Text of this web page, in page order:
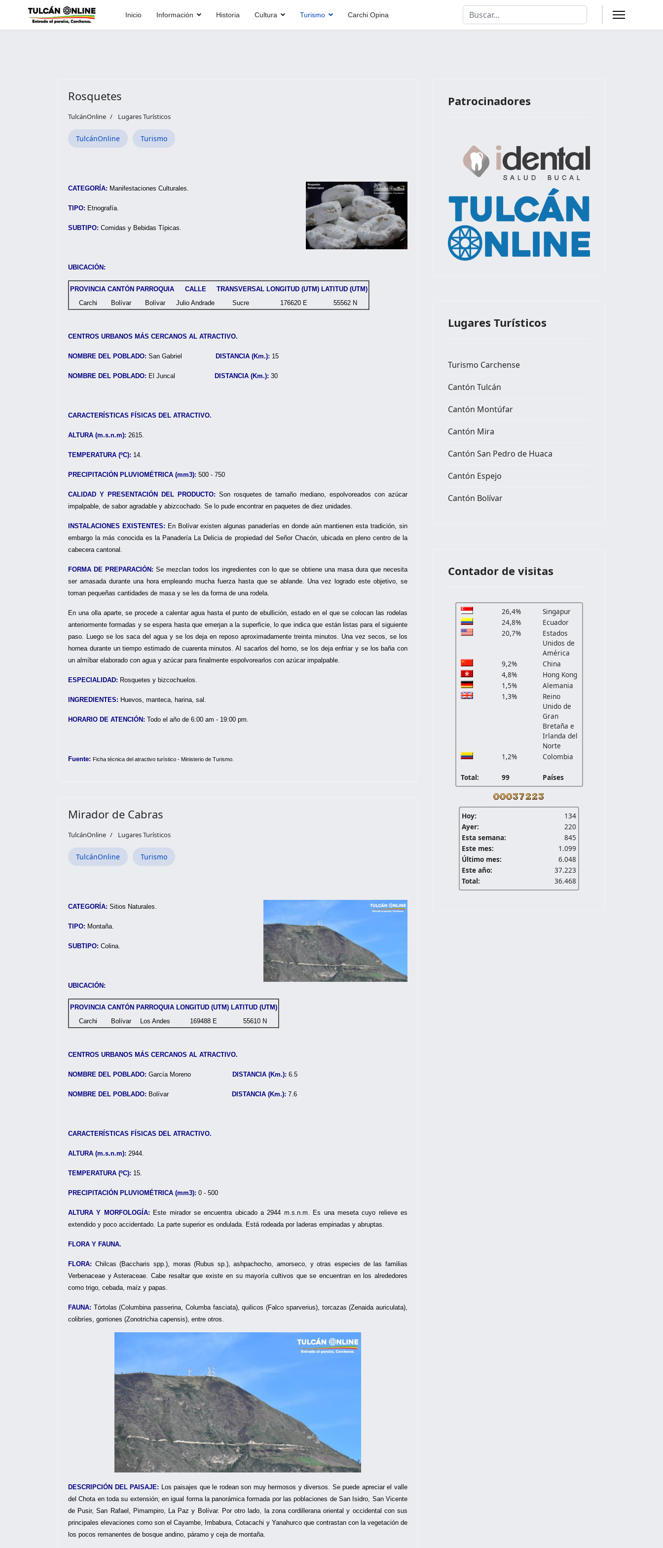
Inicio Información Historia Cultura Turismo Carchi Opina
Buscar
Type 2 or more characters for results.
Rosquetes
TulcánOnline Lugares Turísticos
TulcánOnline Turismo
CATEGORÍA: Manifestaciones Culturales.
TIPO: Etnografía.
SUBTIPO: Comidas y Bebidas Típicas.
UBICACIÓN:
PROVINCIA CANTÓN PARROQUIA CALLE TRANSVERSAL LONGITUD (UTM) LATITUD (UTM)
Carchi
Bolívar Bolívar Julio Andrade Sucre 176620 E 55562 N
CENTROS URBANOS MÁS CERCANOS AL ATRACTIVO.
NOMBRE DEL POBLADO: San Gabriel DISTANCIA (Km.): 15
NOMBRE DEL POBLADO: El Juncal DISTANCIA (Km.): 30
CARACTERÍSTICAS FÍSICAS DEL ATRACTIVO.
ALTURA (m.s.n.m): 2615.
TEMPERATURA (ºC): 14.
PRECIPITACIÓN PLUVIOMÉTRICA (mm3): 500 - 750
CALIDAD Y PRESENTACIÓN DEL PRODUCTO: Son rosquetes de tamaño mediano, espolvoreados con azúcar
impalpable, de sabor agradable y abizcochado. Se lo pude encontrar en paquetes de diez unidades.
INSTALACIONES EXISTENTES: En Bolívar existen algunas panaderías en donde aún mantienen esta tradición, sin
embargo la más conocida es la Panadería La Delicia de propiedad del Señor Chacón, ubicada en pleno centro de la
cabecera cantonal.
FORMA DE PREPARACIÓN: Se mezclan todos los ingredientes con lo que se obtiene una masa dura que necesita
ser amasada durante una hora empleando mucha fuerza hasta que se ablande. Una vez logrado este objetivo, se
toman pequeñas cantidades de masa y se les da forma de una rodela.
En una olla aparte, se procede a calentar agua hasta el punto de ebullición, estado en el que se colocan las rodelas
anteriormente formadas y se espera hasta que emerjan a la superficie, lo que indica que están listas para el siguiente
paso. Luego se los saca del agua y se los deja en reposo aproximadamente treinta minutos. Una vez secos, se los
hornea durante un tiempo estimado de cuarenta minutos. Al sacarlos del horno, se los deja enfriar y se los baña con
un almíbar elaborado con agua y azúcar para finalmente espolvorearlos con azúcar impalpable.
ESPECIALIDAD: Rosquetes y bizcochuelos.
INGREDIENTES: Huevos, manteca, harina, sal.
HORARIO DE ATENCIÓN: Todo el año de 6:00 am - 19:00 pm.
Fuente: Ficha técnica del atractivo turístico - Ministerio de Turismo.
Mirador de Cabras
TulcánOnline Lugares Turísticos
TulcánOnline Turismo
CATEGORÍA: Sitios Naturales.
TIPO: Montaña.
SUBTIPO: Colina.
UBICACIÓN:
PROVINCIA CANTÓN PARROQUIA LONGITUD (UTM) LATITUD (UTM)
Carchi
Bolívar Los Andes 169488 E 55610 N
CENTROS URBANOS MÁS CERCANOS AL ATRACTIVO.
NOMBRE DEL POBLADO: García Moreno DISTANCIA (Km.): 6.5
NOMBRE DEL POBLADO: Bolívar DISTANCIA (Km.): 7.6
CARACTERÍSTICAS FÍSICAS DEL ATRACTIVO.
ALTURA (m.s.n.m): 2944.
TEMPERATURA (ºC): 15.
PRECIPITACIÓN PLUVIOMÉTRICA (mm3): 0 - 500
ALTURA Y MORFOLOGÍA: Este mirador se encuentra ubicado a 2944 m.s.n.m. Es una meseta cuyo relieve es
extendido y poco accidentado. La parte superior es ondulada. Está rodeada por laderas empinadas y abruptas.
FLORA Y FAUNA.
FLORA: Chilcas (Baccharis spp.), moras (Rubus sp.), ashpachocho, amorseco, y otras especies de las familias
Verbenaceae y Asteraceae. Cabe resaltar que existe en su mayoría cultivos que se encuentran en los alrededores
como trigo, cebada, maíz y papas.
FAUNA: Tórtolas (Columbina passerina, Columba fasciata), quilicos (Falco sparverius), torcazas (Zenaida auriculata),
colibríes, gorriones (Zonotrichia capensis), entre otros.
DESCRIPCIÓN DEL PAISAJE: Los paisajes que le rodean son muy hermosos y diversos. Se puede apreciar el valle
del Chota en toda su extensión; en igual forma la panorámica formada por las poblaciones de San Isidro, San Vicente
de Pusir, San Rafael, Pimampiro, La Paz y Bolívar. Por otro lado, la zona cordillerana oriental y occidental con sus
principales elevaciones como son el Cayambe, Imbabura, Cotacachi y Yanahurco que contrastan con la vegetación de
los pocos remanentes de bosque andino, páramo y ceja de montaña.
Patrocinadores
Lugares Turísticos
Turismo Carchense
Cantón Tulcán
Cantón Montúfar
Cantón Mira
Cantón San Pedro de Huaca
Cantón Espejo
Cantón Bolívar
Contador de visitas
26,4%
Singapur
24,8%
Ecuador
20,7%
Estados
Unidos de
América
9,2%
China
4,8%
Hong Kong
1,5%
Alemania
1,3%
Reino
Unido de
Gran
Bretaña e
Irlanda del
Norte
1,2%
Colombia
Total: 99 Países
Hoy:
134
Ayer:
220
Esta semana:
845
Este mes:
1.099
Último mes:
6.048
Este año:
37.223
Total:
36.468